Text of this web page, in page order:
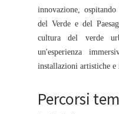
innovazione,
del Verde e del
cultura del verde
un'esperienza
installazioni artistiche e
Percorsi